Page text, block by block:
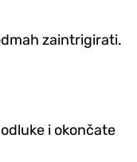
zaintrigirati.
i okončate